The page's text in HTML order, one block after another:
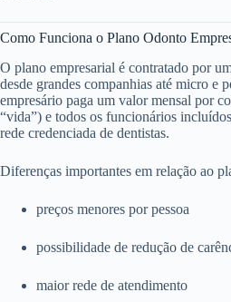
Como Funciona o Plano Odonto
O plano empresarial é contratado por
desde grandes companhias até micro e
empresário paga um valor mensal por
“vida”) e todos os funcionários
rede credenciada de dentistas.
Diferenças importantes em relação ao
preços menores por pessoa
possibilidade de redução de
maior rede de atendimento